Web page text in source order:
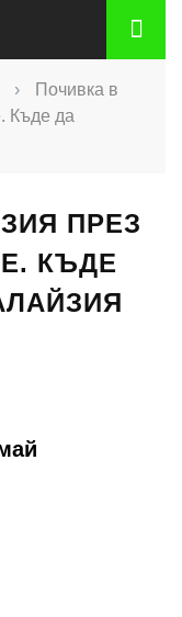
›
Почивка в
Къде да
ПРЕЗ
КЪДЕ